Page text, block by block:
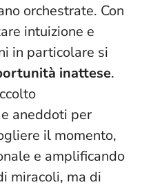
orchestrate. Con
intuizione e
in particolare si
inattese.
aneddoti per
il momento,
e amplificando
miracoli, ma di